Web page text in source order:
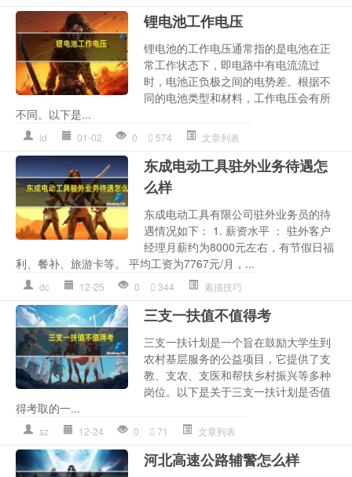
锂电池工作电压
锂电池的工作电压通常指的是电池在正
常工作状态下，即电路中有电流流过
时，电池正负极之间的电势差。根据不
同的电池类型和材料，工作电压会有所
不同。以下是...
ld 01-02 0 574 文章列表
东成电动工具驻外业务待遇怎
么样
东成电动工具有限公司驻外业务员的待
遇情况如下： 1. 薪资水平 ： 驻外客户
经理月薪约为8000元左右，有节假日福
利、餐补、旅游卡等。 平均工资为7767元/月，...
dc 12-25 0 344 素描技巧
三支一扶值不值得考
三支一扶计划是一个旨在鼓励大学生到
农村基层服务的公益项目，它提供了支
教、支农、支医和帮扶乡村振兴等多种
岗位。以下是关于三支一扶计划是否值
得考取的一...
sz 12-24 0 71 文章列表
河北高速公路辅警怎么样